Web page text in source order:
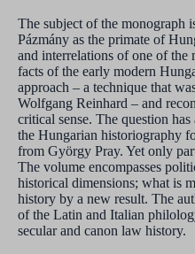
The subject of the monograph
Pázmány as the primate of
and interrelations of one of
facts of the early modern
approach – a technique that
Wolfgang Reinhard – and
critical sense. The question
the Hungarian historiography
from György Pray. Yet only
The volume encompasses
historical dimensions; what is
history by a new result. The
of the Latin and Italian
secular and canon law history.